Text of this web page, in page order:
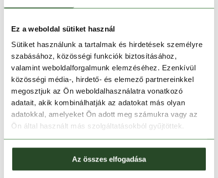
Ez a weboldal sütiket használ
Sütiket használunk a tartalmak és hirdetések személyre
szabásához, közösségi funkciók biztosításához,
valamint weboldalforgalmunk elemzéséhez. Ezenkívül
közösségi média-, hirdető- és elemező partnereinkkel
megosztjuk az Ön weboldalhasználatra vonatkozó
adatait, akik kombinálhatják az adatokat más olyan
adatokkal, amelyeket Ön adott meg számukra vagy az
Ön által használt más szolgáltatásokból gyűjtöttek.
Az összes elfogadása
S M
Kosárba teszem
Melyik üzletben elérhető|Foglalás
30 napos visszaküldés
1-2 munkanapos szállítás